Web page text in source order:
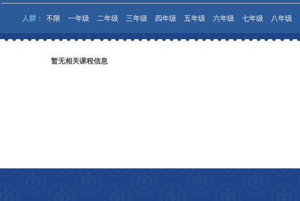
人群： 不限 一年级 二年级 三年级 四年级 五年级 六年级 七年级 八年级
暂无相关课程信息